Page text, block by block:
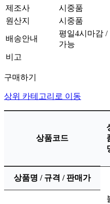
제조사
시중품
원산지
시중품
배송안내
평일4시마감 /
가능
비고
구매하기
상위 카테고리로 이동
상품코드
상품명 / 규격 / 판매가